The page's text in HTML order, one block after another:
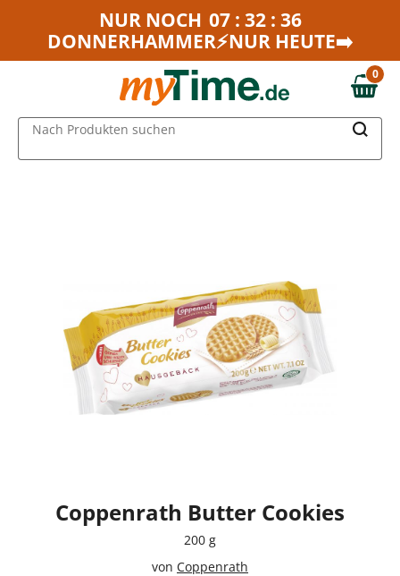
Zum Hauptinhalt springen
Zur Navigation springen
NUR NOCH 07 : 32 : 36
DONNERHAMMER⚡NUR HEUTE➡️
0,00 €
0
Nach Produkten suchen
Coppenrath Butter Cookies
200 g
von Coppenrath